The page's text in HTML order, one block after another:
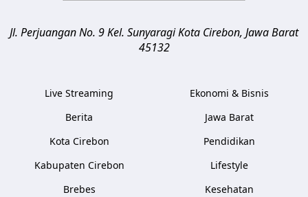
Jl. Perjuangan No. 9 Kel. SunyaragiKota Cirebon, Jawa Barat
45132
Live Streaming
Berita
Kota Cirebon
Kabupaten Cirebon
Brebes
Ekonomi & Bisnis
Jawa Barat
Pendidikan
Lifestyle
Kesehatan